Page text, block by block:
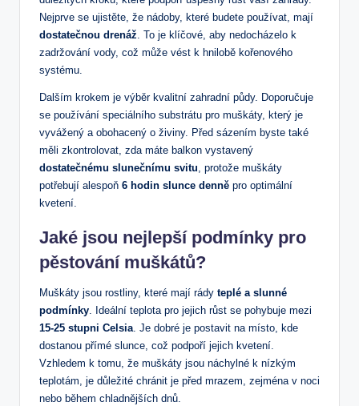
Nejprve se ujistěte, že nádoby, které budete používat, mají
dostatečnou drenáž. To je klíčové, aby nedocházelo k
zadržování vody, což může vést k hnilobě kořenového
systému.
Dalším krokem je výběr kvalitní zahradní půdy. Doporučuje
se používání speciálního substrátu pro muškáty, který je
vyvážený a obohacený o živiny. Před sázením byste také
měli zkontrolovat, zda máte balkon vystavený
dostatečnému slunečnímu svitu, protože muškáty
potřebují alespoň 6 hodin slunce denně pro optimální
kvetení.
Jaké jsou nejlepší podmínky pro
pěstování muškátů?
Muškáty jsou rostliny, které mají rády teplé a slunné
podmínky. Ideální teplota pro jejich růst se pohybuje mezi
15-25 stupni Celsia. Je dobré je postavit na místo, kde
dostanou přímé slunce, což podpoří jejich kvetení.
Vzhledem k tomu, že muškáty jsou náchylné k nízkým
teplotám, je důležité chránit je před mrazem, zejména v noci
nebo během chladnějších dnů.